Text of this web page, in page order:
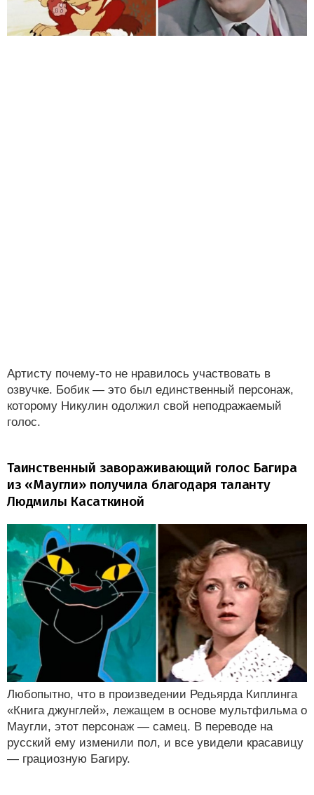
Артисту почему-то не нравилось участвовать в
озвучке. Бобик — это был единственный персонаж,
которому Никулин одолжил свой неподражаемый
голос.
Таинственный завораживающий голос Багира
из «Маугли» получила благодаря таланту
Людмилы Касаткиной
Любопытно, что в произведении Редьярда Киплинга
«Книга джунглей», лежащем в основе мультфильма о
Маугли, этот персонаж — самец. В переводе на
русский ему изменили пол, и все увидели красавицу
— грациозную Багиру.